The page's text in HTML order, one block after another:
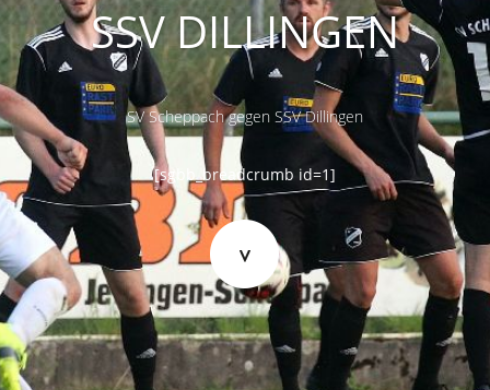
SSV DILLINGEN
SV Scheppach gegen SSV Dillingen
[sgbb_breadcrumb id=1]